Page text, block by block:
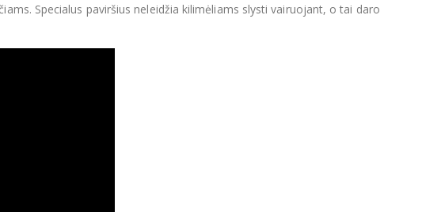
Specialus paviršius neleidžia kilimėliams slysti vairuojant, o tai daro